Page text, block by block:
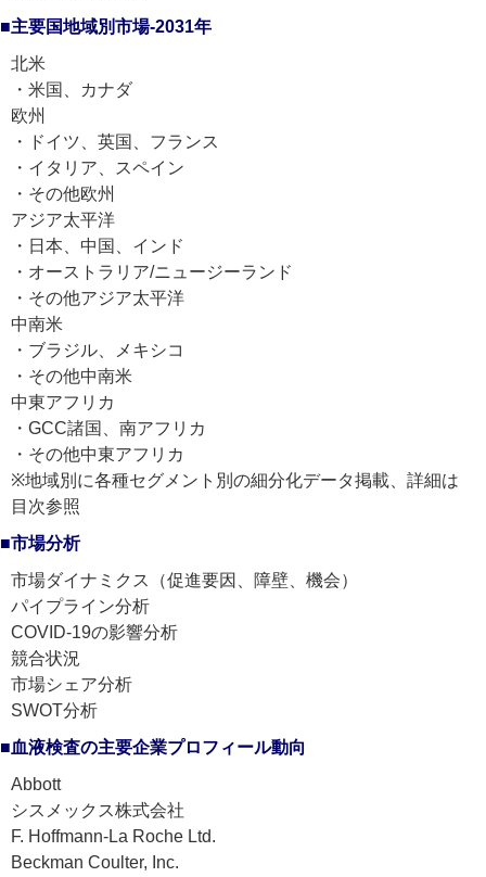
■主要国地域別市場-2031年
北米
・米国、カナダ
欧州
・ドイツ、英国、フランス
・イタリア、スペイン
・その他欧州
アジア太平洋
・日本、中国、インド
・オーストラリア/ニュージーランド
・その他アジア太平洋
中南米
・ブラジル、メキシコ
・その他中南米
中東アフリカ
・GCC諸国、南アフリカ
・その他中東アフリカ
※地域別に各種セグメント別の細分化データ掲載、詳細は
目次参照
■市場分析
市場ダイナミクス（促進要因、障壁、機会）
パイプライン分析
COVID-19の影響分析
競合状況
市場シェア分析
SWOT分析
■血液検査の主要企業プロフィール動向
Abbott
シスメックス株式会社
F. Hoffmann-La Roche Ltd.
Beckman Coulter, Inc.